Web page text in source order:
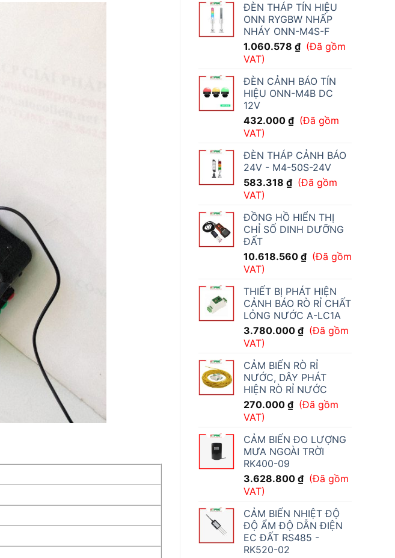
ĐÈN THÁP TÍN HIỆU
ONN RYGBW NHẤP
NHÁY ONN-M4S-F
1.060.578 ₫ (Đã gồm
VAT)
ĐÈN CẢNH BÁO TÍN
HIỆU ONN-M4B DC
12V
432.000 ₫ (Đã gồm
VAT)
ĐÈN THÁP CẢNH BÁO
24V - M4-50S-24V
583.318 ₫ (Đã gồm
VAT)
ĐỒNG HỒ HIỂN THỊ
CHỈ SỐ DINH DƯỠNG
ĐẤT
10.618.560 ₫ (Đã gồm
VAT)
THIẾT BỊ PHÁT HIỆN
CẢNH BÁO RÒ RỈ CHẤT
LỎNG NƯỚC A-LC1A
3.780.000 ₫ (Đã gồm
VAT)
CẢM BIẾN RÒ RỈ
NƯỚC, DÂY PHÁT
HIỆN RÒ RỈ NƯỚC
270.000 ₫ (Đã gồm
VAT)
CẢM BIẾN ĐO LƯỢNG
MƯA NGOÀI TRỜI
RK400-09
3.628.800 ₫ (Đã gồm
VAT)
CẢM BIẾN NHIỆT ĐỘ
ĐỘ ẨM ĐỘ DẪN ĐIỆN
EC ĐẤT RS485 -
RK520-02